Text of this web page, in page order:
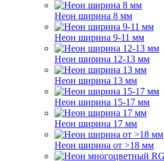
Неон ширина 8 мм
Неон ширина 9-11 мм
Неон ширина 12-13 мм
Неон ширина 13 мм
Неон ширина 15-17 мм
Неон ширина 17 мм
Неон ширина от >18 мм